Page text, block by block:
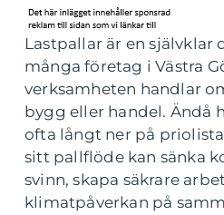
Lastpallar är en självklar
många företag i Västra
verksamheten handlar
bygg eller handel. Ändå
ofta långt ner på
sitt pallflöde kan sänka
svinn, skapa säkrare
klimatpåverkan på